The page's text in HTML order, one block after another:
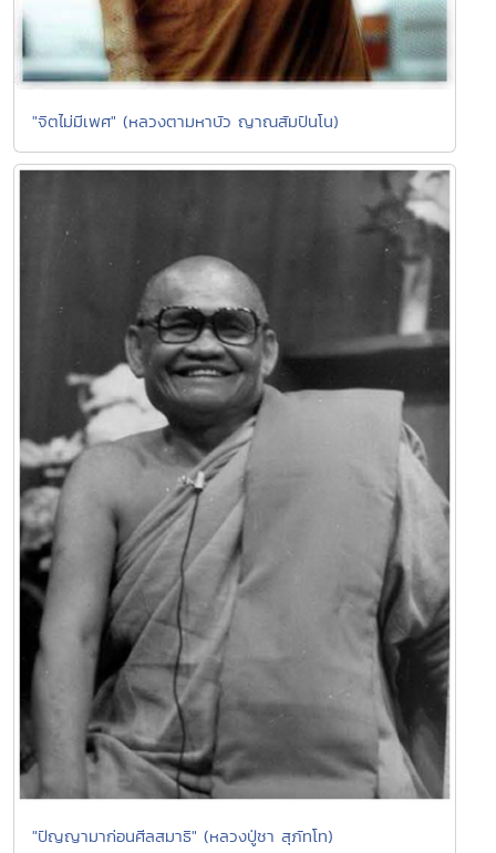
"จิตไม่มีเพศ" (หลวงตามหาบัว ญาณสัมปันโน)
"ปัญญามาก่อนศีลสมาธิ" (หลวงปู่ชา สุภัทโท)